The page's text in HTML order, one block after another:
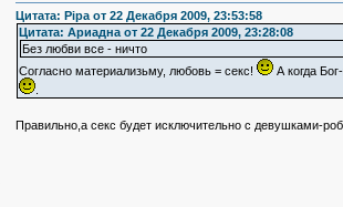
Цитата: Pipa от 22 Декабря 2009, 23:53:58
Цитата: Ариадна от 22 Декабря 2009, 23:28:08
Без любви все - ничто
Согласно материализьму, любовь = секс!
А когда
.
Правильно,а секс будет исключительно с девушками-